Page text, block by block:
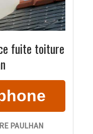
fuite toiture
PAULHAN